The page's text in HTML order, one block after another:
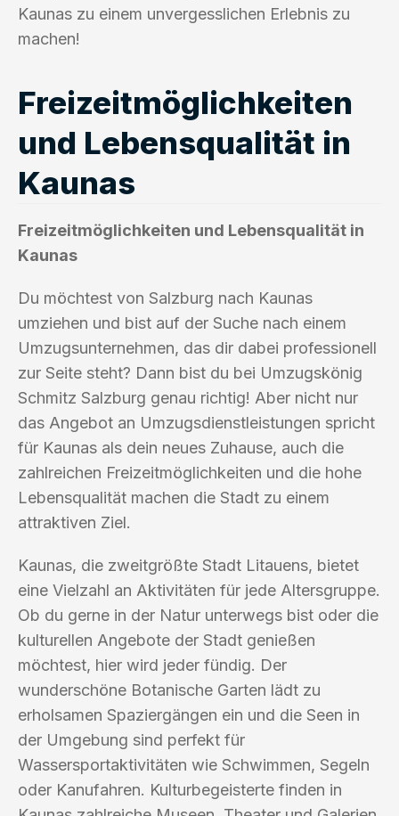
Kaunas zu einem unvergesslichen Erlebnis zu
machen!
Freizeitmöglichkeiten
und Lebensqualität in
Kaunas
Freizeitmöglichkeiten und Lebensqualität in
Kaunas
Du möchtest von Salzburg nach Kaunas
umziehen und bist auf der Suche nach einem
Umzugsunternehmen, das dir dabei professionell
zur Seite steht? Dann bist du bei Umzugskönig
Schmitz Salzburg genau richtig! Aber nicht nur
das Angebot an Umzugsdienstleistungen spricht
für Kaunas als dein neues Zuhause, auch die
zahlreichen Freizeitmöglichkeiten und die hohe
Lebensqualität machen die Stadt zu einem
attraktiven Ziel.
Kaunas, die zweitgrößte Stadt Litauens, bietet
eine Vielzahl an Aktivitäten für jede Altersgruppe.
Ob du gerne in der Natur unterwegs bist oder die
kulturellen Angebote der Stadt genießen
möchtest, hier wird jeder fündig. Der
wunderschöne Botanische Garten lädt zu
erholsamen Spaziergängen ein und die Seen in
der Umgebung sind perfekt für
Wassersportaktivitäten wie Schwimmen, Segeln
oder Kanufahren. Kulturbegeisterte finden in